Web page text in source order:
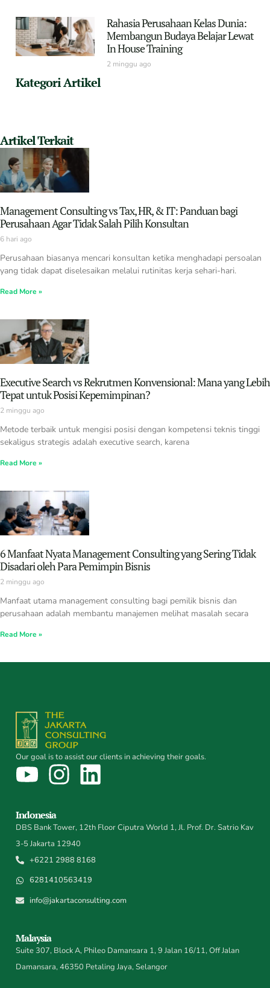
Rahasia Perusahaan Kelas Dunia:
Membangun Budaya Belajar Lewat
In House Training
2 minggu ago
Kategori Artikel
Artikel Terkait
Management Consulting vs Tax, HR, & IT: Panduan bagi
Perusahaan Agar Tidak Salah Pilih Konsultan
6 hari ago
Perusahaan biasanya mencari konsultan ketika menghadapi persoalan
yang tidak dapat diselesaikan melalui rutinitas kerja sehari-hari.
Read More »
Executive Search vs Rekrutmen Konvensional: Mana yang Lebih
Tepat untuk Posisi Kepemimpinan?
2 minggu ago
Metode terbaik untuk mengisi posisi dengan kompetensi teknis tinggi
sekaligus strategis adalah executive search, karena
Read More »
6 Manfaat Nyata Management Consulting yang Sering Tidak
Disadari oleh Para Pemimpin Bisnis
2 minggu ago
Manfaat utama management consulting bagi pemilik bisnis dan
perusahaan adalah membantu manajemen melihat masalah secara
Read More »
Our goal is to assist our clients in achieving their goals.
Indonesia
DBS Bank Tower, 12th Floor Ciputra World 1, Jl. Prof. Dr. Satrio Kav
3-5 Jakarta 12940
+6221 2988 8168
6281410563419
info@jakartaconsulting.com
Malaysia
Suite 307, Block A, Phileo Damansara 1, 9 Jalan 16/11, Off Jalan
Damansara, 46350 Petaling Jaya, Selangor